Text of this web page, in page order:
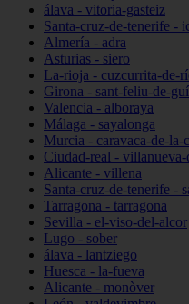
álava - vitoria-gasteiz
Santa-cruz-de-tenerife -
Almería - adra
Asturias - siero
La-rioja - cuzcurrita-de-
Girona - sant-feliu-de-
Valencia - alboraya
Málaga - sayalonga
Murcia - caravaca-de-la-
Ciudad-real -
Alicante - villena
Santa-cruz-de-tenerife -
Tarragona - tarragona
Sevilla - el-viso-del-alcor
Lugo - sober
álava - lantziego
Huesca - la-fueva
Alicante - monòver